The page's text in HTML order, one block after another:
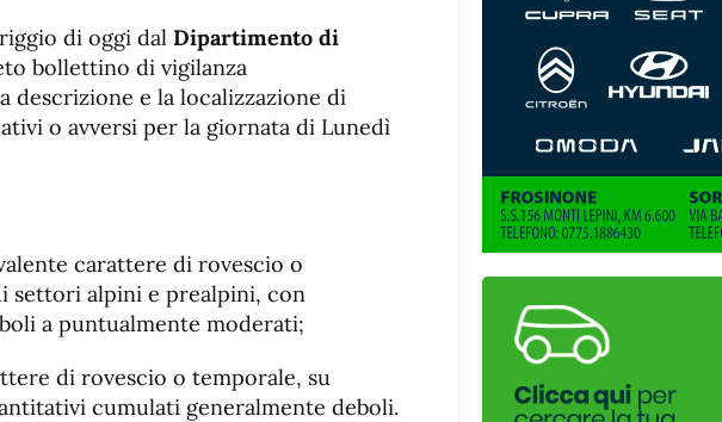
de
fuente
de
fuente.
di oggi dal Dipartimento di
bollettino di vigilanza
descrizione e la localizzazione di
o avversi per la giornata di Lunedì
carattere di rovescio o
settori alpini e prealpini, con
a puntualmente moderati;
di rovescio o temporale, su
cumulati generalmente deboli.